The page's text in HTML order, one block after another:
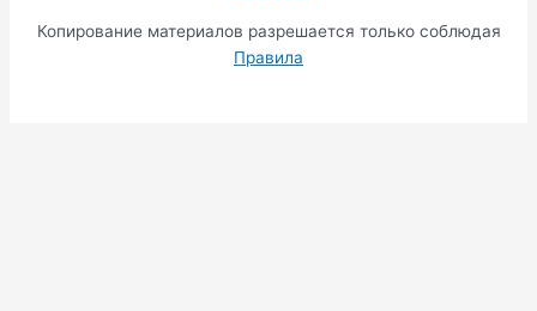
Копирование материалов разрешается только соблюдая
Правила